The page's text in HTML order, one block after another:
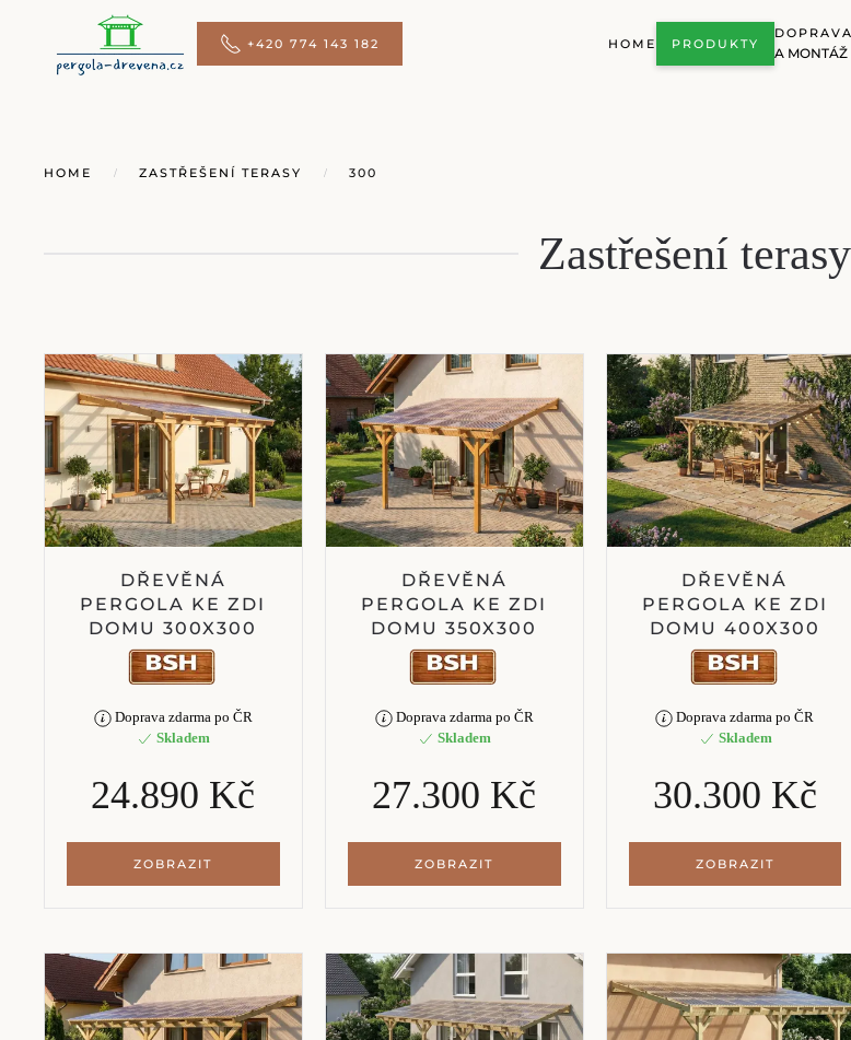
Přejít na hlavní obsah +420 774 143 182 HOME PRODUKTY
DOPRAVA
A MONTÁŽ
HOME ZASTŘEŠENÍ TERASY 300
Zastřešení
DŘEVĚNÁ
PERGOLA KE ZDI
DOMU 300X300
Doprava zdarma po ČR
Skladem
24.890 Kč
ZOBRAZIT
DŘEVĚNÁ
PERGOLA KE ZDI
DOMU 350X300
Doprava zdarma po ČR
Skladem
27.300 Kč
ZOBRAZIT
DŘEVĚNÁ
PERGOLA KE ZDI
DOMU 400X300
Doprava zdarma po ČR
Skladem
30.300 Kč
ZOBRAZIT